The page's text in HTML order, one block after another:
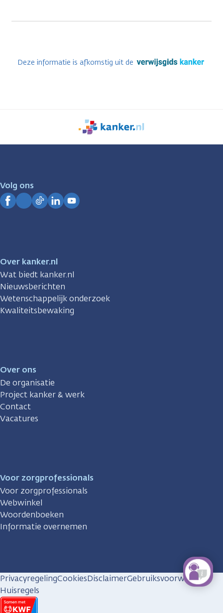
Deze informatie is afkomstig uit de
We
zijn
Volg ons
Over kanker.nl
Wat biedt kanker.nl
Nieuwsberichten
Wetenschappelijk onderzoek
Kwaliteitsbewaking
Over ons
De organisatie
Project kanker & werk
Contact
Vacatures
Voor zorgprofessionals
Voor zorgprofessionals
Webwinkel
Woordenboeken
Informatie overnemen
PrivacyregelingCookiesDisclaimerGebruiksvoorwaarden
Huisregels